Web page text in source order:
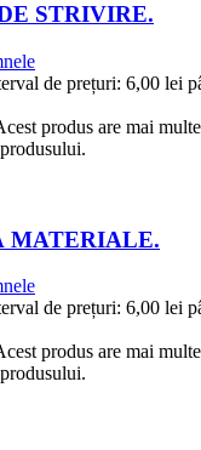
STRIVIRE.
de prețuri: 6,00 lei
produs are mai
MATERIALE.
de prețuri: 6,00 lei
produs are mai